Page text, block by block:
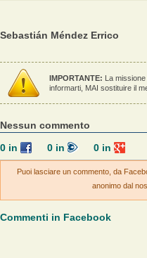
Sebastián Méndez Errico
IMPORTANTE: La
informarti, MAI sostituire il
Nessun commento
0in 0in 0 in
Puoi lasciare un commento, da
anonimo dal
Commenti in Facebook